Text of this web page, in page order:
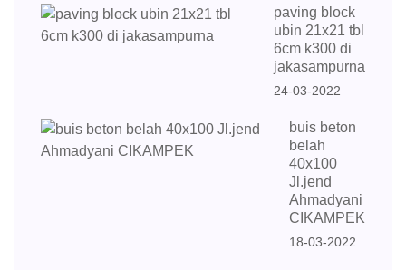
paving block
ubin 21x21 tbl
6cm k300 di
jakasampurna
24-03-2022
buis beton
belah
40x100
Jl.jend
Ahmadyani
CIKAMPEK
18-03-2022